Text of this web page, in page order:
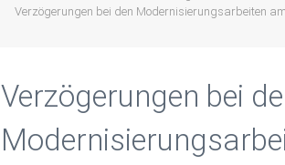
Verzögerungen bei den Modernisierungsarbeiten
Verzögerungen bei